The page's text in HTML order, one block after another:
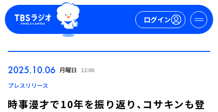
ログイン
2025.10.06 月曜日 12:00
プレスリリース
時事漫才で10年を振り返り、コサキンも登